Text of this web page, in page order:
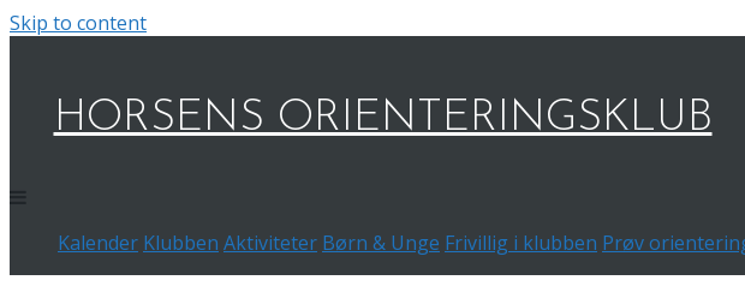
Skip to content
HORSENS ORIENTERINGSKLUB
Kalender Klubben Aktiviteter Børn & Unge Frivillig i klubben Prøv